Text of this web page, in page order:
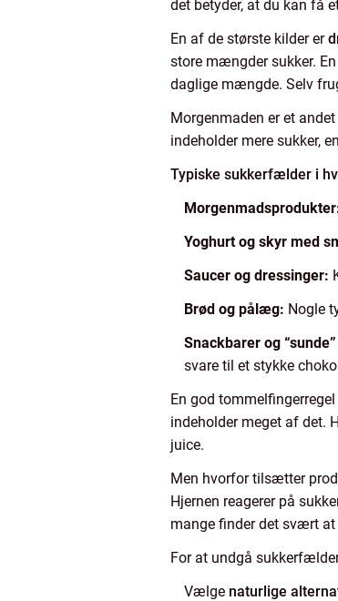
det betyder, at du kan få
En af de største kilder er
store mængder sukker.
daglige mængde. Selv
Morgenmaden er et
indeholder mere sukker,
Typiske sukkerfælder i
Yoghurt og skyr med
Saucer og dressinger:
Brød og pålæg: Nogle
Snackbarer og
svare til et stykke
En god
indeholder meget af det.
juice.
Men hvorfor tilsætter
Hjernen reagerer på
mange finder det svært
For at undgå
Vælge naturlige